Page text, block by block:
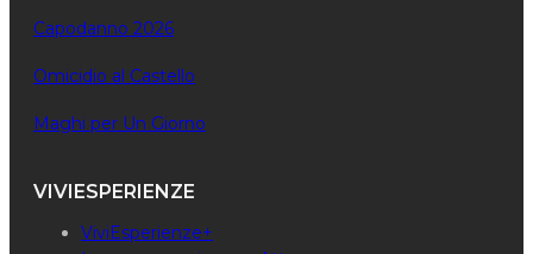
Capodanno 2026
Omicidio al Castello
Maghi per Un Giorno
VIVIESPERIENZE
ViviEsperienze+